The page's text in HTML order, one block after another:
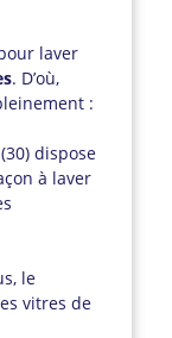
laver
. D’où,
:
dispose
à laver
le
vitres de